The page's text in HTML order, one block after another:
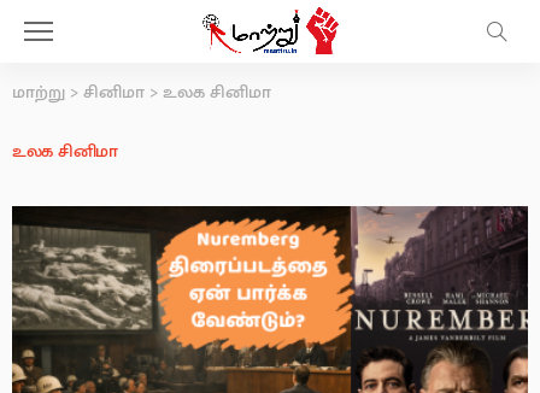
மாற்று >சினிமா >உலக சினிமா
உலக சினிமா